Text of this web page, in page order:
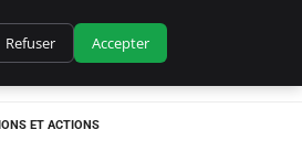
ET ACTIONS
Refuser Accepter